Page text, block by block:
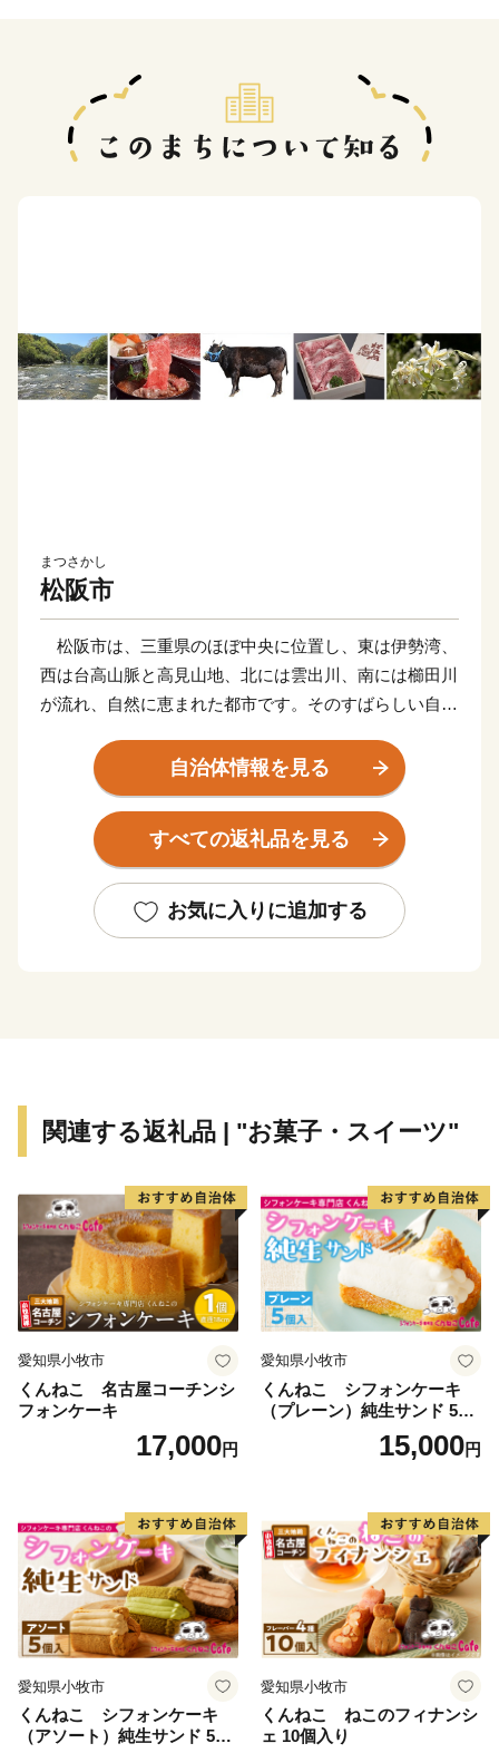
まつさかし
松阪市
松阪市は、三重県のほぼ中央に位置し、東は伊勢湾、
西は台高山脈と高見山地、北には雲出川、南には櫛田川
が流れ、自然に恵まれた都市です。そのすばらしい自然
全国的に有名な“松阪牛（まつさかうし）”をはじめと
する誇り高き特産品や江戸時代の面影をそのまま残す御
城番屋敷、国内最大の船形埴輪など歴史ロマンにあふ
れ、多くの歴史街道が交差しています。
できる」「働く場がある」など、さまざまな観点から良
いまちだと感じることのできる取り組みを進めていま
自治体情報を見る
すべての返礼品を見る
お気に入りに追加する
関連する返礼品 | "お菓子・スイーツ"
愛知県小牧市
くんねこ 名古屋コーチンシ
フォンケーキ
17,000円
愛知県小牧市
くんねこ シフォンケーキ
（プレーン）純生サンド 5個
15,000円
愛知県小牧市
くんねこ シフォンケーキ
（アソート）純生サンド 5個
愛知県小牧市
くんねこ ねこのフィナンシ
ェ 10個入り